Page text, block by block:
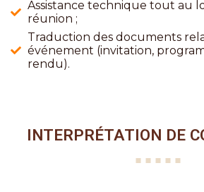
Assistance technique tout au
réunion ;
Traduction des documents
événement (invitation,
rendu).
INTERPRÉTATION DE